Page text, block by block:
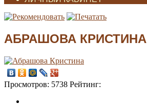
АБРАШОВА КРИСТИНА
Просмотров: 5738 Рейтинг: